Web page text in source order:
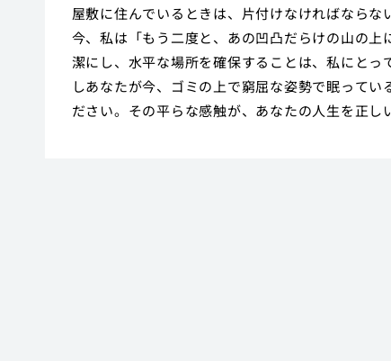
屋敷に住んでいるときは、片付けなければなら
今、私は「もう二度と、あの凹凸だらけの山の
潔にし、水平な場所を確保することは、私にと
しあなたが今、ゴミの上で窮屈な姿勢で眠って
ださい。その平らな感触が、あなたの人生を正し